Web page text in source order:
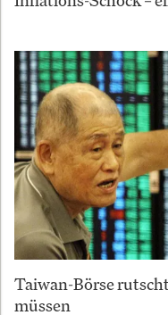
Taiwan-Börse
müssen